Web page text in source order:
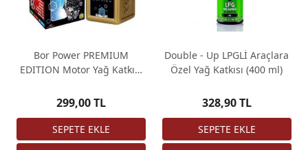
Bor Power PREMIUM
EDITION Motor Yağ Katkısı
299,00 TL
Double - Up LPGLİ Araçlara
Özel Yağ Katkısı (400 ml)
328,90 TL